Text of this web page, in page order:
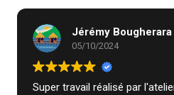
Jérémy Bougherara
05/10/2024
Super travail réalisé par